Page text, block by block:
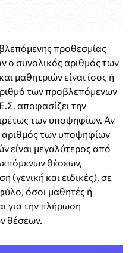
προθεσμίας
ο συνολικός αριθμός των
μαθητριών είναι ίσος ή
των προβλεπόμενων
αποφασίζει την
των υποψηφίων. Αν
αριθμός των υποψηφίων
είναι μεγαλύτερος από
θέσεων,
(γενική και ειδικές), σε
όσοι μαθητές ή
για την πλήρωση
θέσεων.